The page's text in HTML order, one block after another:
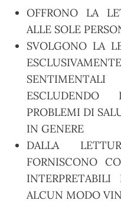
OFFRONO LA
ALLE SOLE
SVOLGONO LA
PROBLEMI DI
IN GENERE
DALLA
FORNISCONO
ALCUN MODO